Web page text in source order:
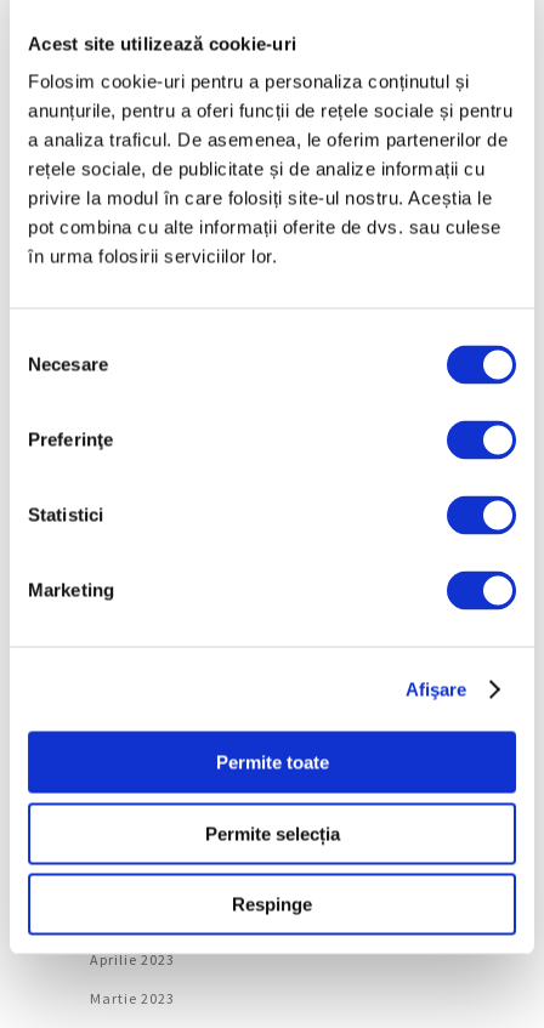
Acest site utilizează cookie-uri
Folosim cookie-uri pentru a personaliza conținutul și
anunțurile, pentru a oferi funcții de rețele sociale și pentru
a analiza traficul. De asemenea, le oferim partenerilor de
rețele sociale, de publicitate și de analize informații cu
privire la modul în care folosiți site-ul nostru. Aceștia le
pot combina cu alte informații oferite de dvs. sau culese
în urma folosirii serviciilor lor.
consimțământului
Necesare
Preferinţe
Statistici
Marketing
Afişare
Permite toate
Permite selecția
Respinge
Februarie 2025
Ianuarie 2025
Decembrie 2024
Noiembrie 2024
Octombrie 2024
Iulie 2024
Mai 2024
August 2023
Iunie 2023
Aprilie 2023
Martie 2023